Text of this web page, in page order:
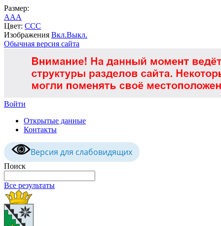
Размер:
AAA
Цвет: CCC
Изображения Вкл.Выкл.
Обычная версия сайта
Войти
Открытые данные
Контакты
Версия для слабовидящих
Поиск
Все результаты